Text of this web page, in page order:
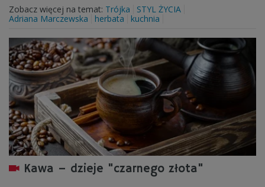
Zobacz więcej na temat: Trójka
STYL ŻYCIA
Adriana Marczewska
herbata kuchnia
Kawa – dzieje "czarnego złota"